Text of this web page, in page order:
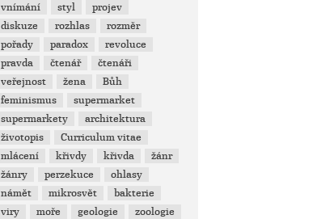
vnímání
styl
projev
diskuze
rozhlas
rozměr
pořady
paradox
revoluce
pravda
čtenář
čtenáři
veřejnost
žena
Bůh
feminismus
supermarket
supermarkety
architektura
životopis
Curriculum vitae
mlácení
křivdy křivda
žánr
žánry
perzekuce
ohlasy
námět
mikrosvět
bakterie
viry
moře geologie zoologie